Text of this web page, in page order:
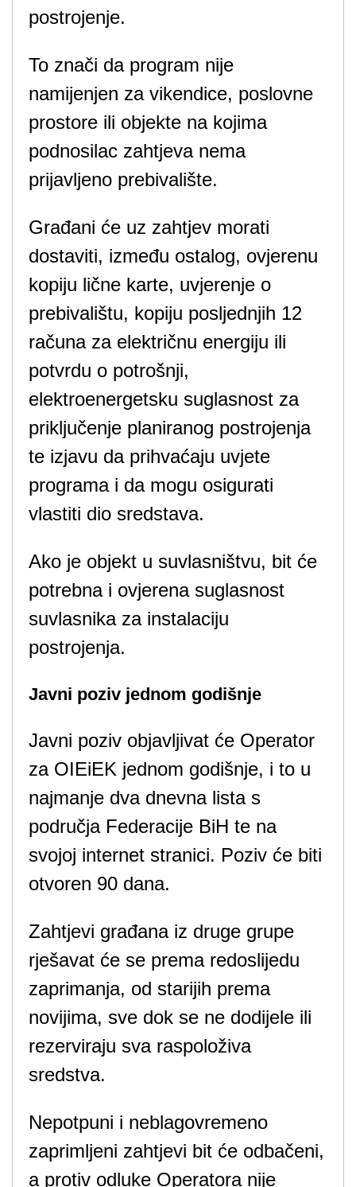
postrojenje.
To znači da program nije
namijenjen za vikendice, poslovne
prostore ili objekte na kojima
podnosilac zahtjeva nema
prijavljeno prebivalište.
Građani će uz zahtjev morati
dostaviti, između ostalog, ovjerenu
kopiju lične karte, uvjerenje o
prebivalištu, kopiju posljednjih 12
računa za električnu energiju ili
potvrdu o potrošnji,
elektroenergetsku suglasnost za
priključenje planiranog postrojenja
te izjavu da prihvaćaju uvjete
programa i da mogu osigurati
vlastiti dio sredstava.
Ako je objekt u suvlasništvu, bit će
potrebna i ovjerena suglasnost
suvlasnika za instalaciju
postrojenja.
Javni poziv jednom godišnje
Javni poziv objavljivat će Operator
za OIEiEK jednom godišnje, i to u
najmanje dva dnevna lista s
područja Federacije BiH te na
svojoj internet stranici. Poziv će biti
otvoren 90 dana.
Zahtjevi građana iz druge grupe
rješavat će se prema redoslijedu
zaprimanja, od starijih prema
novijima, sve dok se ne dodijele ili
rezerviraju sva raspoloživa
sredstva.
Nepotpuni i neblagovremeno
zaprimljeni zahtjevi bit će odbačeni,
a protiv odluke Operatora nije